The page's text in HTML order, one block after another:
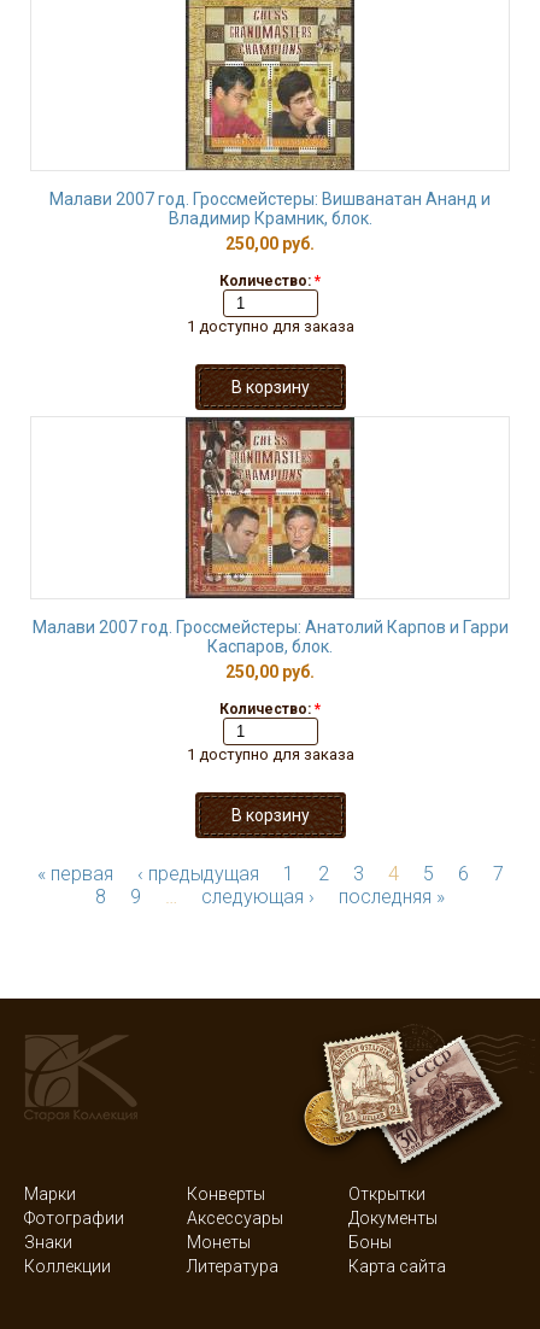
Малави 2007 год. Гроссмейстеры: Вишванатан Ананд и
Владимир Крамник, блок.
250,00 руб.
Количество: *
1 доступно для заказа
Малави 2007 год. Гроссмейстеры: Анатолий Карпов и Гарри
Каспаров, блок.
250,00 руб.
Количество: *
1 доступно для заказа
« первая ‹ предыдущая 1 2 3 4 5 6
7
8
9 … следующая › последняя »
Марки Конверты
Открытки
Фотографии
Аксессуары
Документы
Знаки
Монеты
Боны
Коллекции
Литература Карта сайта